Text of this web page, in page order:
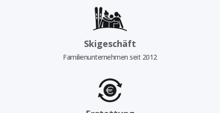
Skigeschäft
Familienunternehmen seit 2012